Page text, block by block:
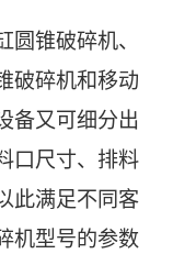
圆锥破碎机、
破碎机和移动
备又可细分出
口尺寸、排料
此满足不同客
机型号的参数